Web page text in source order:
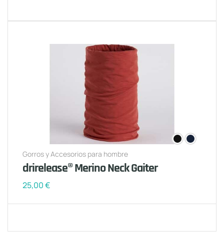
Gorros y Accesorios para hombre
drirelease® Merino Neck Gaiter
25,00€